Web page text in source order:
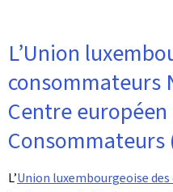
L’Union
consommateurs
Centre européen
Consommateurs
L’Union luxembourgeoise